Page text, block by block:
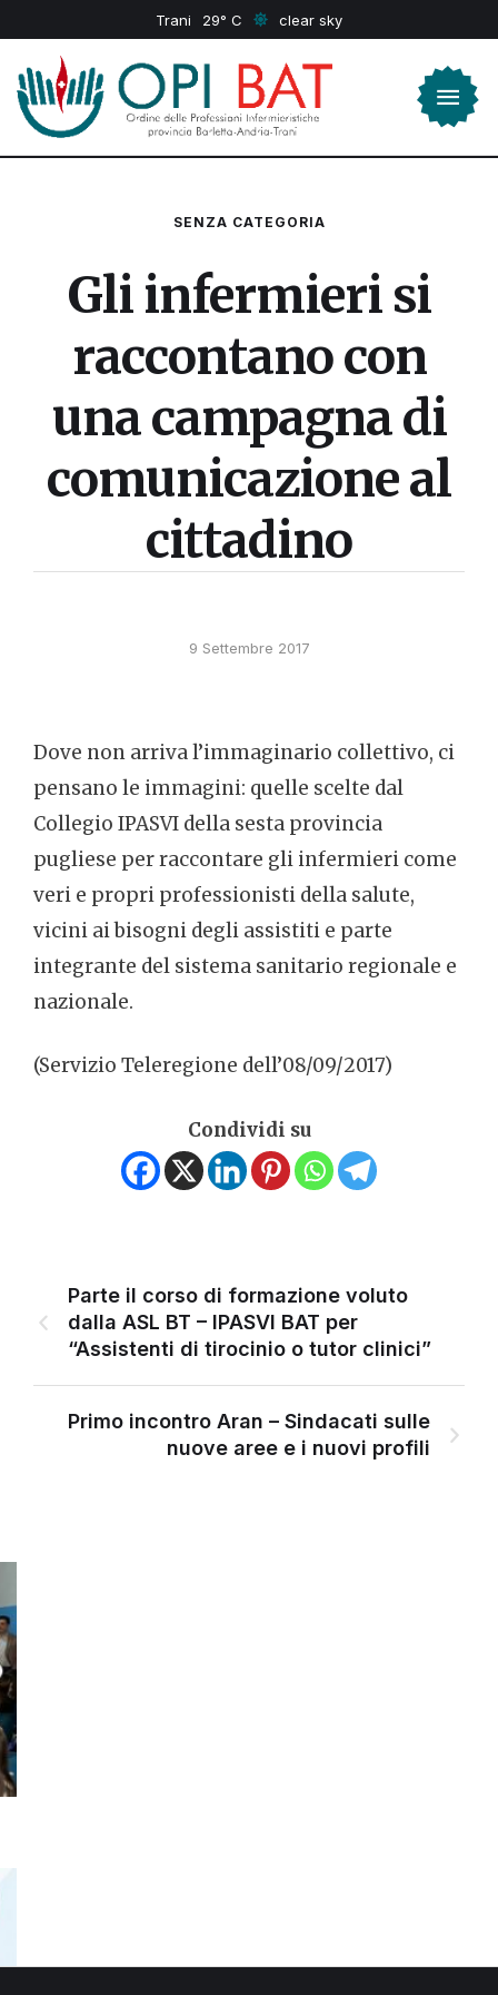
Trani 29 clear sky
SENZA CATEGORIA
Gli infermieri si
raccontano con
una campagna di
comunicazione al
cittadino
9 Settembre 2017
Dove non arriva l’immaginario collettivo, ci
pensano le immagini: quelle scelte dal
Collegio IPASVI della sesta provincia
pugliese per raccontare gli infermieri come
veri e propri professionisti della salute,
vicini ai bisogni degli assistiti e parte
integrante del sistema sanitario regionale e
nazionale.
(Servizio Teleregione dell’08/09/2017)
Condividi su
Parte il corso di formazione voluto
dalla ASL BT – IPASVI BAT per
“Assistenti di tirocinio o tutor clinici”
Primo incontro Aran – Sindacati sulle
nuove aree e i nuovi profili